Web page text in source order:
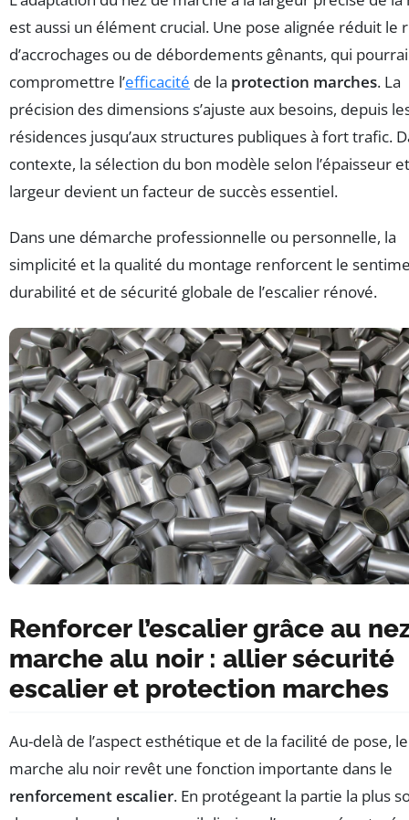
est aussi un élément crucial. Une pose alignée réduit le
d’accrochages ou de débordements gênants, qui
compromettre l’efficacité de la protection marches. La
précision des dimensions s’ajuste aux besoins, depuis
résidences jusqu’aux structures publiques à fort trafic.
contexte, la sélection du bon modèle selon l’épaisseur
largeur devient un facteur de succès essentiel.
Dans une démarche professionnelle ou personnelle, la
simplicité et la qualité du montage renforcent le
durabilité et de sécurité globale de l’escalier rénové.
Renforcer l’escalier grâce au
marche alu noir : allier sécurité
escalier et protection marches
Au-delà de l’aspect esthétique et de la facilité de pose,
marche alu noir revêt une fonction importante dans le
renforcement escalier. En protégeant la partie la plus